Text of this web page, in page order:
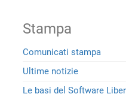
Stampa
Comunicati stampa
Ultime notizie
Le basi del Software